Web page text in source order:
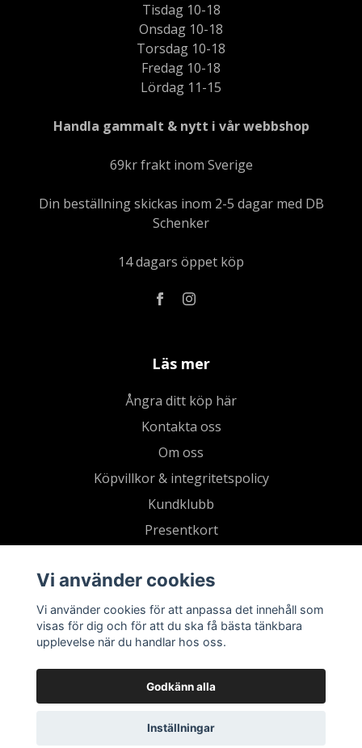
Tisdag 10-18
Onsdag 10-18
Torsdag 10-18
Fredag 10-18
Lördag 11-15
Handla gammalt & nytt i vår webbshop
69kr frakt inom Sverige
Din beställning skickas inom 2-5 dagar med DB
Schenker
14 dagars öppet köp
Läs mer
Ångra ditt köp här
Kontakta oss
Om oss
Köpvillkor & integritetspolicy
Kundklubb
Presentkort
© 2026 Living by Clementz
Vi använder cookies
Vi använder cookies för att anpassa det innehåll som
visas för dig och för att du ska få bästa tänkbara
upplevelse när du handlar hos oss.
Godkänn alla
Inställningar